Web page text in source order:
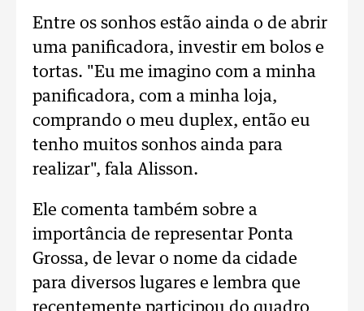
Entre os sonhos estão ainda o de abrir
uma panificadora, investir em bolos e
tortas. "Eu me imagino com a minha
panificadora, com a minha loja,
comprando o meu duplex, então eu
tenho muitos sonhos ainda para
realizar", fala Alisson.
Ele comenta também sobre a
importância de representar Ponta
Grossa, de levar o nome da cidade
para diversos lugares e lembra que
recentemente participou do quadro